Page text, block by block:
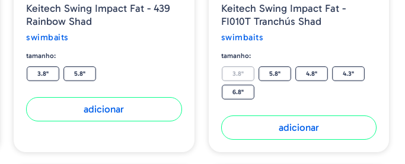
Keitech Swing Impact Fat - 439
Rainbow Shad
swimbaits
tamanho:
3.8" 5.8"
adicionar
Keitech Swing Impact Fat -
FI010T Tranchús Shad
swimbaits
tamanho:
3.8" 5.8" 4.8" 4.3"
6.8"
adicionar